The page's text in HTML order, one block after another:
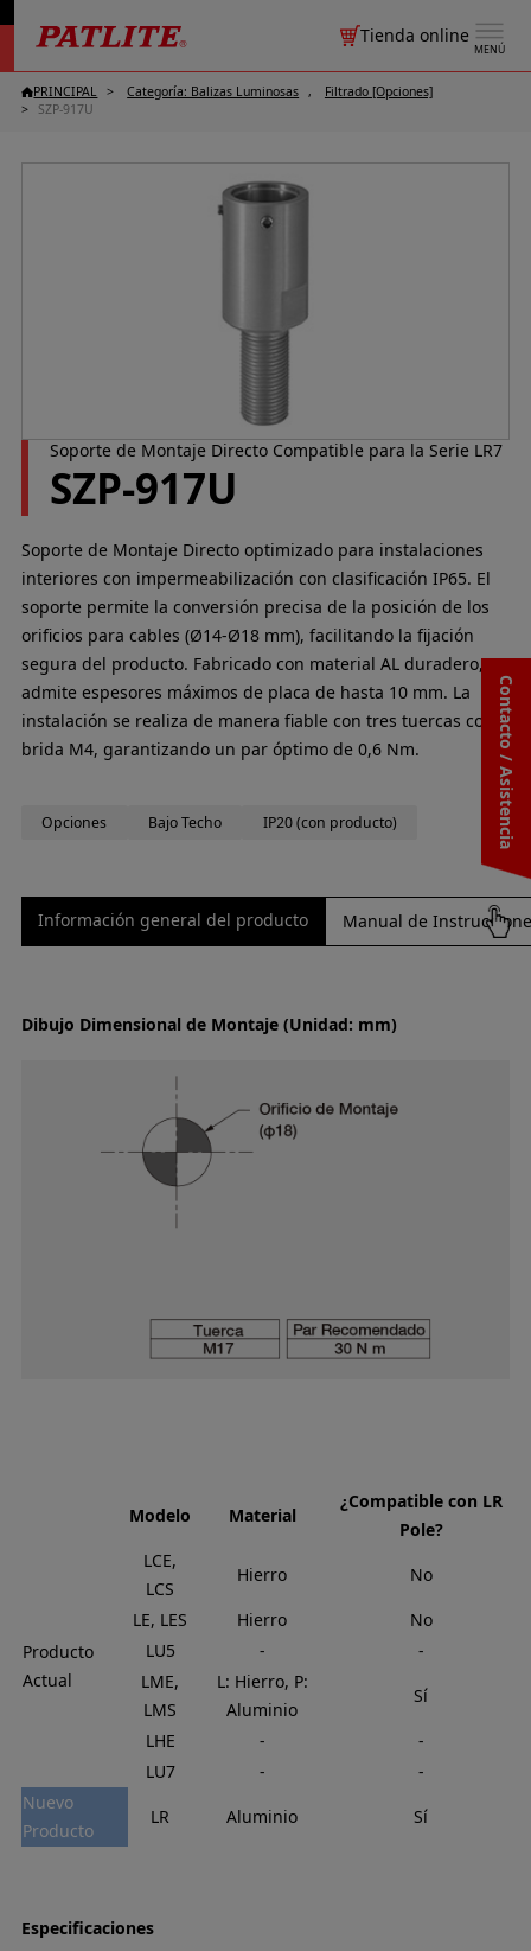
MENÚ
Tienda online
Contacto / Asistencia
PRINCIPAL Categoría: Balizas Luminosas
Filtrado [Opciones]
SZP-917U
Soporte de Montaje Directo Compatible para la Serie LR7
SZP-917U
Soporte de Montaje Directo optimizado para instalaciones
interiores con impermeabilización con clasificación IP65. El
soporte permite la conversión precisa de la posición de los
orificios para cables (Ø14-Ø18 mm), facilitando la fijación
segura del producto. Fabricado con material AL duradero,
admite espesores máximos de placa de hasta 10 mm. La
instalación se realiza de manera fiable con tres tuercas con
brida M4, garantizando un par óptimo de 0,6 Nm.
Opciones Bajo Techo IP20 (con producto)
Información general del producto Manual de
Dibujo Dimensional de Montaje (Unidad: mm)
Modelo Material
¿Compatible con LR
Pole?
Producto
Actual
LCE,
LCS
Hierro
No
LE, LES
Hierro
No
LU5
-
-
LME,
LMS
L: Hierro, P:
Aluminio
Sí
LHE
-
-
LU7
-
-
Nuevo
Producto
LR Aluminio Sí
Especificaciones